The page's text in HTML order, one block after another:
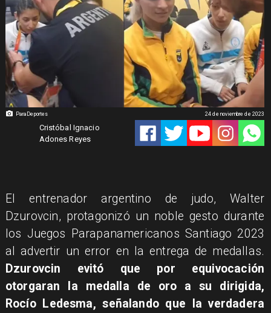
ParaDeportes
Cristóbal Ignacio
Adones Reyes
24 de noviembre de 2023
​El entrenador argentino de judo, Walter
Dzurovcin, protagonizó un noble gesto durante
los Juegos Parapanamericanos Santiago 2023
al advertir un error en la entrega de medallas.
Dzurovcin evitó que por equivocación
otorgaran la medalla de oro a su dirigida,
Rocío Ledesma, señalando que la verdadera